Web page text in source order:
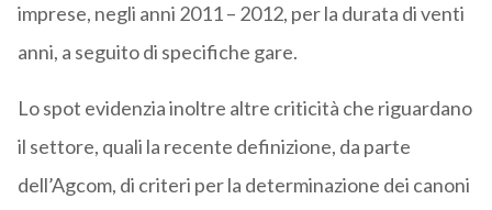
imprese, negli anni 2011 – 2012, per la durata di venti
anni, a seguito di specifiche gare.
Lo spot evidenzia inoltre altre criticità che riguardano
il settore, quali la recente definizione, da parte
dell’Agcom, di criteri per la determinazione dei canoni